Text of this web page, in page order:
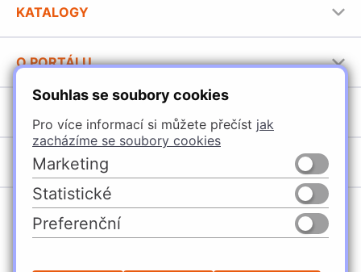
Souhlas se soubory cookies
Pro více informací si můžete přečíst jak
zacházíme se soubory cookies
Marketing
Statistické
Preferenční
KATALOGY
Stavební katalog Häfele
Brožury Häfele
O PORTÁLU
Provozovatel portálu
Jak používat portál
Úchytky
Nábytkové kování
Vybavení kuchyní
Osvětlení a elektro
POBOČKY
Špačince
Žilina